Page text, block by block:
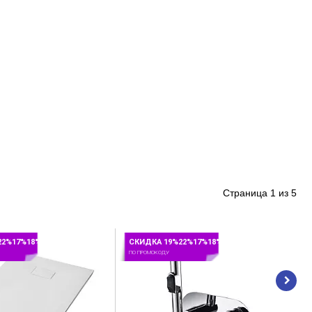
Страница 1 из 5
СКИДКА 19%22%17%18%
ПО ПРОМОКОДУ